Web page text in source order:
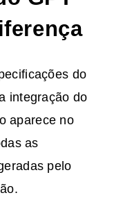
do
integração do
aparece no
as
pelo